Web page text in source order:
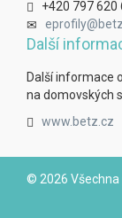
+420 797 620
Další
Další informace
na domovských
www.betz.cz
© 2026